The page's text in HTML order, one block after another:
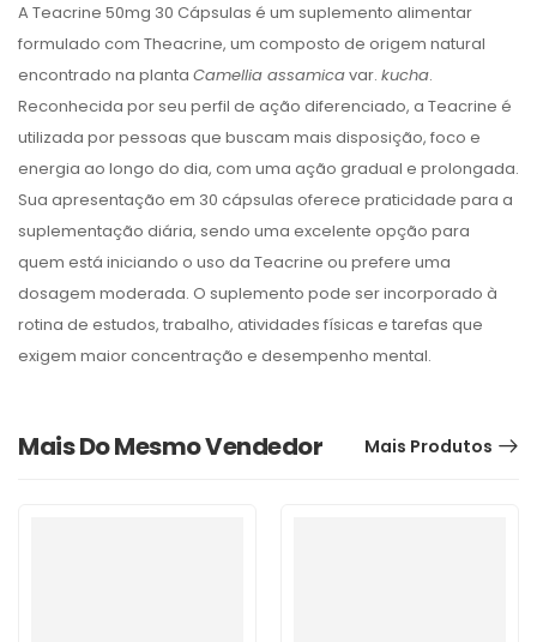
A Teacrine 50mg 30 Cápsulas é um suplemento alimentar
formulado com Theacrine, um composto de origem natural
encontrado na planta Camellia assamicavar. kucha.
Reconhecida por seu perfil de ação diferenciado, a Teacrine é
utilizada por pessoas que buscam mais disposição, foco e
energia ao longo do dia, com uma ação gradual e prolongada.
Sua apresentação em 30 cápsulas oferece praticidade para a
suplementação diária, sendo uma excelente opção para
quem está iniciando o uso da Teacrine ou prefere uma
dosagem moderada. O suplemento pode ser incorporado à
rotina de estudos, trabalho, atividades físicas e tarefas que
exigem maior concentração e desempenho mental.
Mais Do Mesmo Vendedor Mais Produtos